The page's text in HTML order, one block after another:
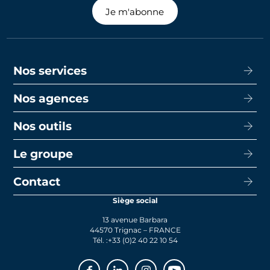
Je m'abonne
Nos services
Acheter
Promotion
Transaction
Faire gérer
Nos agences
CISN Agence Immobilière Nantes Decré
CISN Agence Immobilière La Baule
Nos outils
Capacité d’emprunt
Le prêt bancaire
Le groupe
Le groupe
Contact
Siège social
13 avenue Barbara
44570 Trignac – FRANCE
Tél. :+33 (0)2 40 22 10 54